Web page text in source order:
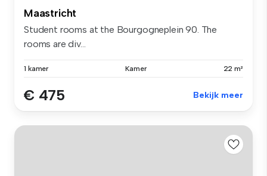
Maastricht
Student rooms at the Bourgogneplein 90. The
rooms are div...
1 kamer Kamer 22 m²
€ 475 Bekijk meer